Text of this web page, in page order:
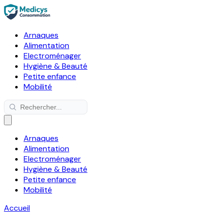
Arnaques
Alimentation
Electroménager
Hygiène & Beauté
Petite enfance
Mobilité
Arnaques
Alimentation
Electroménager
Hygiène & Beauté
Petite enfance
Mobilité
Accueil